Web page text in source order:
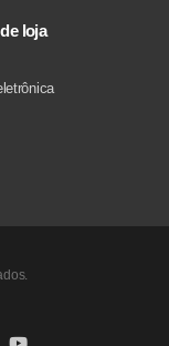
loja